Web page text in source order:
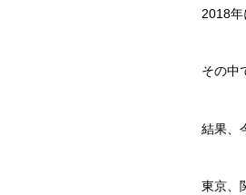
2018年
その中
結果、
東京、